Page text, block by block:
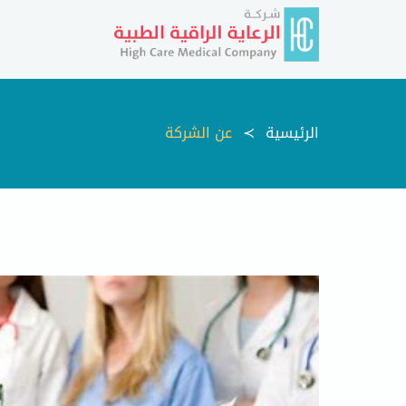
الرئيسية عن الشركة